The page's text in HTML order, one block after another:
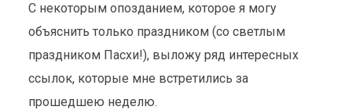
С некоторым опозданием, которое я могу
объяснить только праздником (со светлым
праздником Пасхи!), выложу ряд интересных
ссылок, которые мне встретились за
прошедшею неделю.